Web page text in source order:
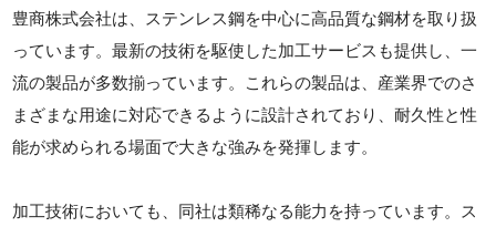
豊商株式会社は、ステンレス鋼を中心に高品質な鋼材を取り扱
っています。最新の技術を駆使した加工サービスも提供し、一
流の製品が多数揃っています。これらの製品は、産業界でのさ
まざまな用途に対応できるように設計されており、耐久性と性
能が求められる場面で大きな強みを発揮します。
加工技術においても、同社は類稀なる能力を持っています。ス